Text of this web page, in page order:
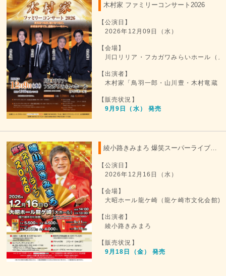
木村家 ファミリーコンサート2026
【公演日】
2026年12月09日（水）
【会場】
川口リリア・フカガワみらいホール（
【出演者】
木村家「鳥羽一郎・山川豊・木村竜蔵
【販売状況】
9月9日（水） 発売
綾小路きみまろ 爆笑スーパーライブ 2026
【公演日】
2026年12月16日（水）
【会場】
大昭ホール龍ケ崎（龍ケ崎市文化会館)
【出演者】
綾小路きみまろ
【販売状況】
9月18日（金） 発売